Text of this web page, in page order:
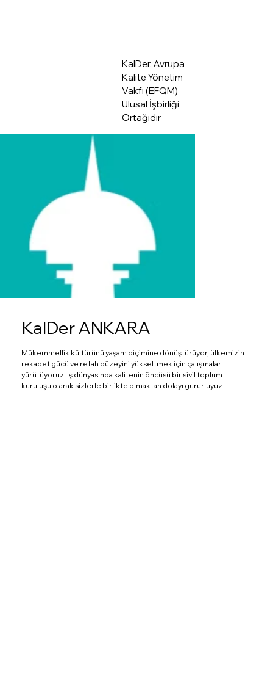
KalDer, Avrupa
Kalite Yönetim
Vakfı (EFQM)
Ulusal İşbirliği
Ortağıdır
KalDer ANKARA
Mükemmellik kültürünü yaşam biçimine dönüştürüyor, ülkemizin
rekabet gücü ve refah düzeyini yükseltmek için çalışmalar
yürütüyoruz. İş dünyasında kalitenin öncüsü bir sivil toplum
kuruluşu olarak sizlerle birlikte olmaktan dolayı gururluyuz.